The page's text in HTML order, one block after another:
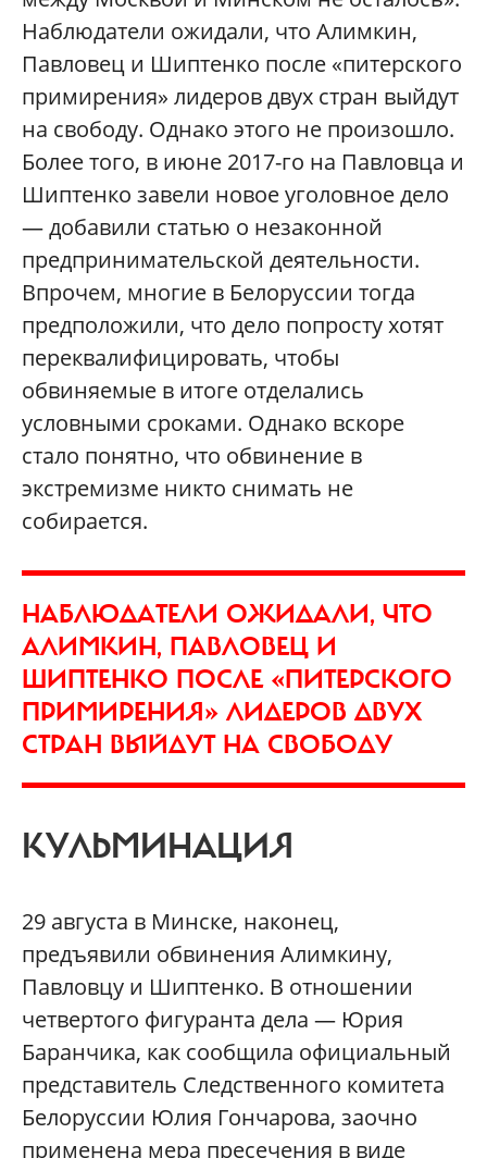
Наблюдатели ожидали, что Алимкин,
Павловец и Шиптенко после «питерского
примирения» лидеров двух стран выйдут
на свободу. Однако этого не произошло.
Более того, в июне 2017-го на Павловца и
Шиптенко завели новое уголовное дело
— добавили статью о незаконной
предпринимательской деятельности.
Впрочем, многие в Белоруссии тогда
предположили, что дело попросту хотят
переквалифицировать, чтобы
обвиняемые в итоге отделались
условными сроками. Однако вскоре
стало понятно, что обвинение в
экстремизме никто снимать не
собирается.
НАБЛЮДАТЕЛИ ОЖИДАЛИ, ЧТО
АЛИМКИН, ПАВЛОВЕЦ И
ШИПТЕНКО ПОСЛЕ «ПИТЕРСКОГО
ПРИМИРЕНИЯ» ЛИДЕРОВ ДВУХ
СТРАН ВЫЙДУТ НА СВОБОДУ
КУЛЬМИНАЦИЯ
29 августа в Минске, наконец,
предъявили обвинения Алимкину,
Павловцу и Шиптенко. В отношении
четвертого фигуранта дела — Юрия
Баранчика, как сообщила официальный
представитель Следственного комитета
Белоруссии Юлия Гончарова, заочно
применена мера пресечения в виде